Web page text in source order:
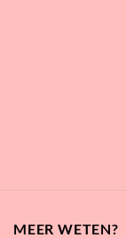
MEER WETEN?